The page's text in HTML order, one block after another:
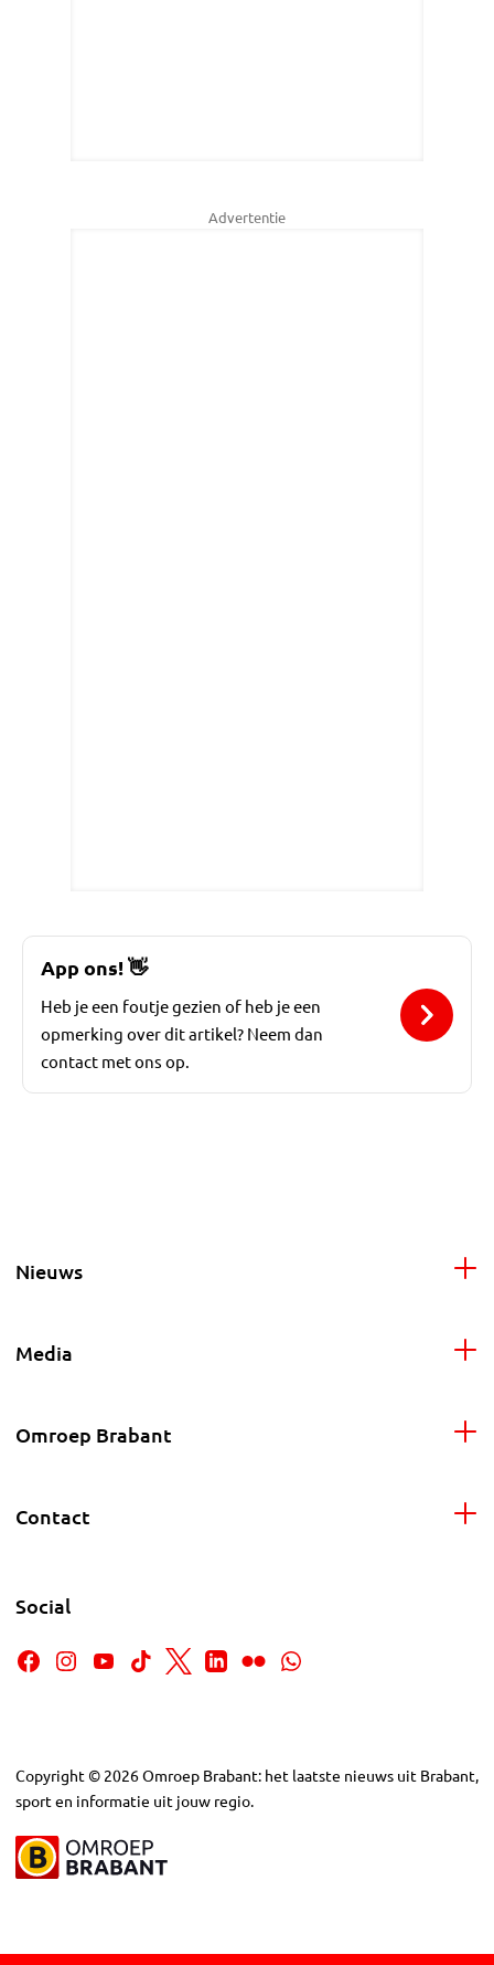
Advertentie
App ons!👋
Heb je een foutje gezien of heb je een
opmerking over dit artikel? Neem dan
contact met ons op.
Nieuws
Media
Omroep Brabant
Contact
Social
Copyright © 2026Omroep Brabant: het laatste nieuws uit Brabant,
sport en informatie uit jouw regio.